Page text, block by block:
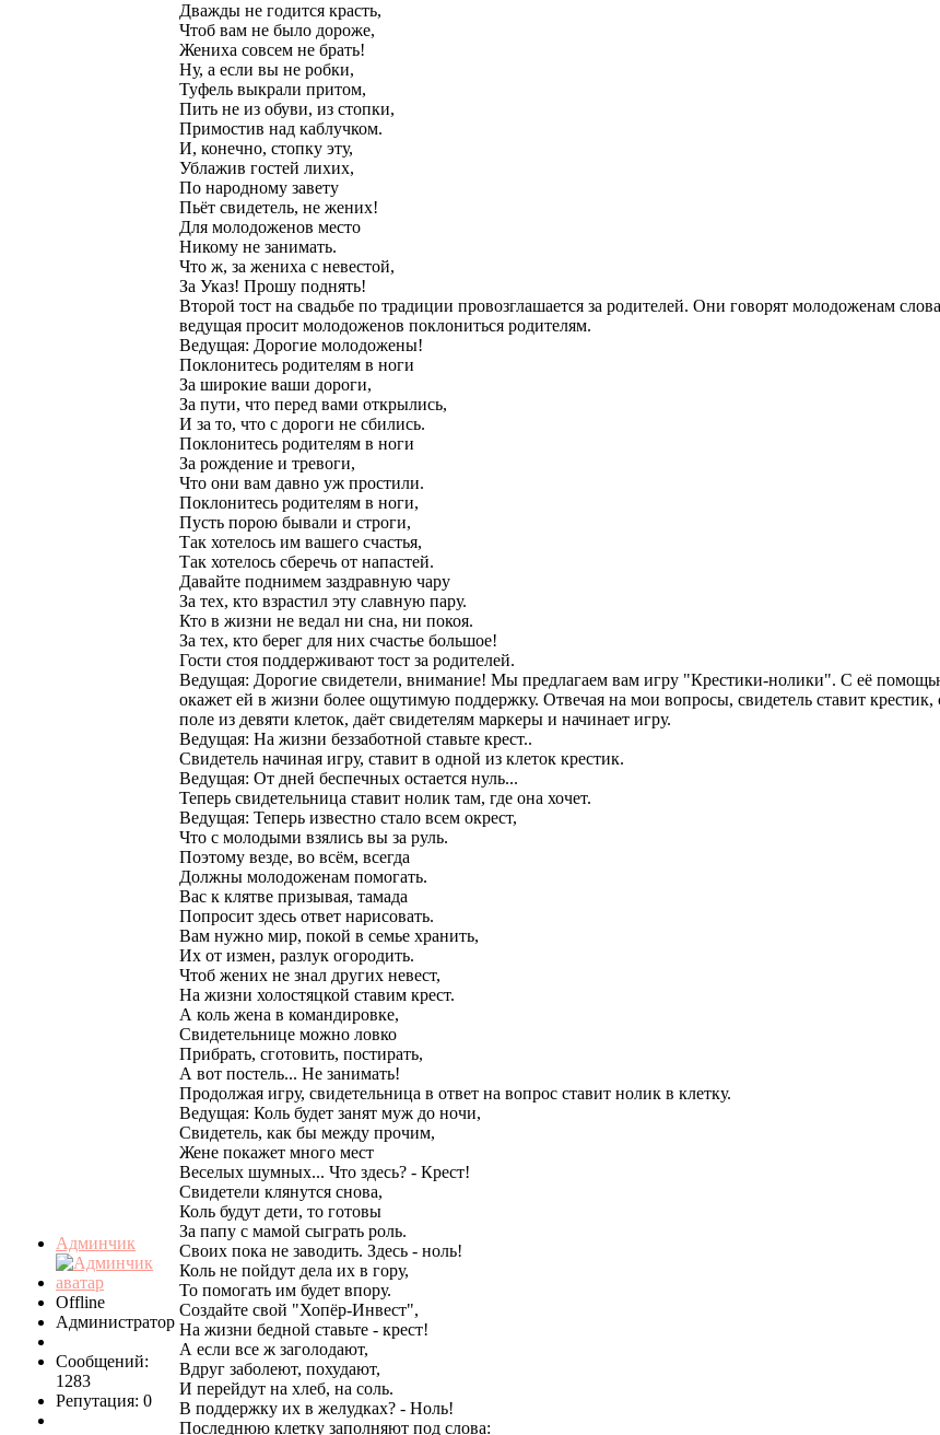
Админчик
Offline
Администратор
Сообщений:
1283
Репутация: 0
Дважды не годится красть,
Чтоб вам не было дороже,
Жениха совсем не брать!
Ну, а если вы не робки,
Туфель выкрали притом,
Пить не из обуви, из стопки,
Примостив над каблучком.
И, конечно, стопку эту,
Ублажив гостей лихих,
По народному завету
Пьёт свидетель, не жених!
Для молодоженов место
Никому не занимать.
Что ж, за жениха с невестой,
За Указ! Прошу поднять!
Второй тост на свадьбе по традиции провозглашается за родителей. Они говорят молодоженам
ведущая просит молодоженов поклониться родителям.
Ведущая: Дорогие молодожены!
Поклонитесь родителям в ноги
За широкие ваши дороги,
За пути, что перед вами открылись,
И за то, что с дороги не сбились.
Поклонитесь родителям в ноги
За рождение и тревоги,
Что они вам давно уж простили.
Поклонитесь родителям в ноги,
Пусть порою бывали и строги,
Так хотелось им вашего счастья,
Так хотелось сберечь от напастей.
Давайте поднимем заздравную чару
За тех, кто взрастил эту славную пару.
Кто в жизни не ведал ни сна, ни покоя.
За тех, кто берег для них счастье большое!
Гости стоя поддерживают тост за родителей.
Ведущая: Дорогие свидетели, внимание! Мы предлагаем вам игру "Крестики-нолики". С её
окажет ей в жизни более ощутимую поддержку. Отвечая на мои вопросы, свидетель ставит
поле из девяти клеток, даёт свидетелям маркеры и начинает игру.
Ведущая: На жизни беззаботной ставьте крест..
Свидетель начиная игру, ставит в одной из клеток крестик.
Ведущая: От дней беспечных остается нуль...
Теперь свидетельница ставит нолик там, где она хочет.
Ведущая: Теперь известно стало всем окрест,
Что с молодыми взялись вы за руль.
Поэтому везде, во всём, всегда
Должны молодоженам помогать.
Вас к клятве призывая, тамада
Попросит здесь ответ нарисовать.
Вам нужно мир, покой в семье хранить,
Их от измен, разлук огородить.
Чтоб жених не знал других невест,
На жизни холостяцкой ставим крест.
А коль жена в командировке,
Свидетельнице можно ловко
Прибрать, сготовить, постирать,
А вот постель... Не занимать!
Продолжая игру, свидетельница в ответ на вопрос ставит нолик в клетку.
Ведущая: Коль будет занят муж до ночи,
Свидетель, как бы между прочим,
Жене покажет много мест
Веселых шумных... Что здесь? - Крест!
Свидетели клянутся снова,
Коль будут дети, то готовы
За папу с мамой сыграть роль.
Своих пока не заводить. Здесь - ноль!
Коль не пойдут дела их в гору,
То помогать им будет впору.
Создайте свой "Хопёр-Инвест",
На жизни бедной ставьте - крест!
А если все ж заголодают,
Вдруг заболеют, похудают,
И перейдут на хлеб, на соль.
В поддержку их в желудках? - Ноль!
Последнюю клетку заполняют под слова: